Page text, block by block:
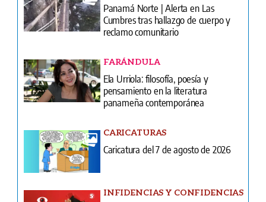
Panamá Norte | Alerta en Las
Cumbres tras hallazgo de cuerpo y
reclamo comunitario
FARÁNDULA
Ela Urriola: filosofía, poesía y
pensamiento en la literatura
panameña contemporánea
CARICATURAS
Caricatura del 7 de agosto de 2026
INFIDENCIAS Y CONFIDENCIAS